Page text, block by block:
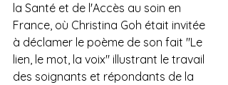
la Santé et de l'Accès au soin en
France, où Christina Goh était invitée
à déclamer le poème de son fait "Le
lien, le mot, la voix" illustrant le travail
des soignants et répondants de la